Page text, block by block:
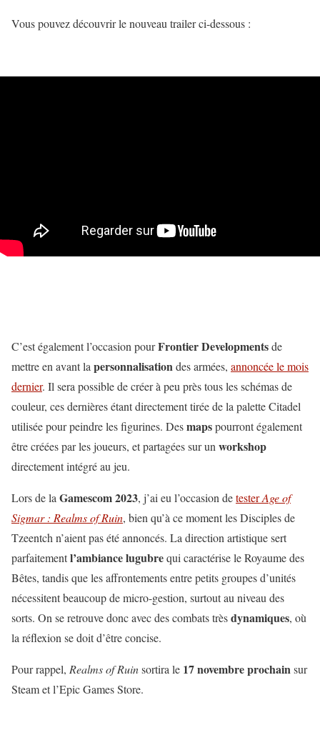
Vous pouvez découvrir le nouveau trailer ci-dessous :
C’est également l’occasion pourFrontier Developmentsde
mettre en avant la personnalisationdes armées, annoncée le mois
dernier. Il sera possible de créer à peu près tous les schémas de
couleur, ces dernières étant directement tirée de la palette Citadel
utilisée pour peindre les figurines. Desmapspourront également
être créées par les joueurs, et partagées sur un workshop
directement intégré au jeu.
Lors de la Gamescom 2023, j’ai eu l’occasion detesterAge of
Sigmar : Realms of Ruin, bien qu’à ce moment les Disciples de
Tzeentch n’aient pas été annoncés. La direction artistique sert
parfaitementl’ambiance lugubrequi caractérise le Royaume des
Bêtes, tandis que les affrontements entre petits groupes d’unités
nécessitent beaucoup de micro-gestion, surtout au niveau des
sorts. On se retrouve donc avec des combats trèsdynamiques, où
la réflexion se doit d’être concise.
Pour rappel, Realms of Ruinsortira le 17 novembre prochainsur
Steam et l’Epic Games Store.